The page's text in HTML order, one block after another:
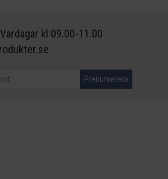
kl 09.00-11.00
Prenumerera